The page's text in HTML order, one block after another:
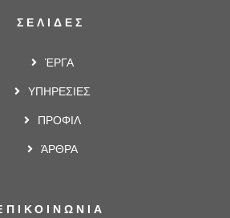
ΣΕΛΙΔΕΣ
ΈΡΓΑ
ΥΠΗΡΕΣΙΕΣ
ΠΡΟΦΙΛ
ΆΡΘΡΑ